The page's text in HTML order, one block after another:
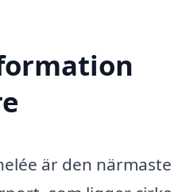
är den närmaste